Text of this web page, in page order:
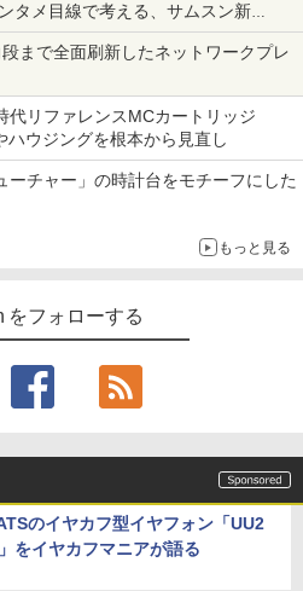
タメ目線で考える、サムスン新
まで全面刷新したネットワークプレ
代リファレンスMCカートリッジ
ハウジングを根本から見直し
ーチャー」の時計台をモチーフにした
もっと見る
をフォローする
のイヤカフ型イヤフォン「UU2
をイヤカフマニアが語る